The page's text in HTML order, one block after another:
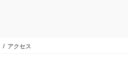
アクセス